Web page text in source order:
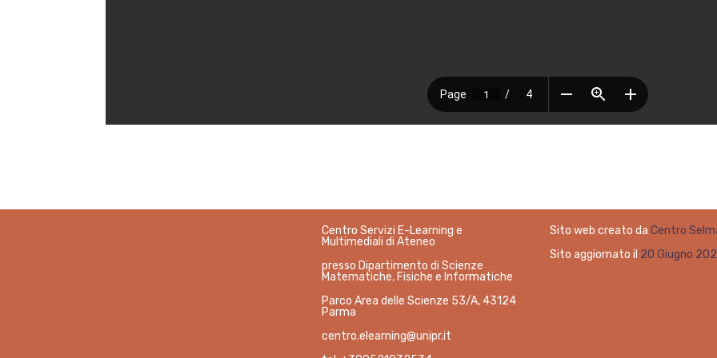
Centro Servizi E-Learning e
Multimediali di Ateneo
presso Dipartimento di Scienze
Matematiche, Fisiche e Informatiche
Parco Area delle Scienze 53/A, 43124
Parma
centro.elearning@unipr.it
Sito web creato da Centro
Sito aggiornato il 20 Giugno